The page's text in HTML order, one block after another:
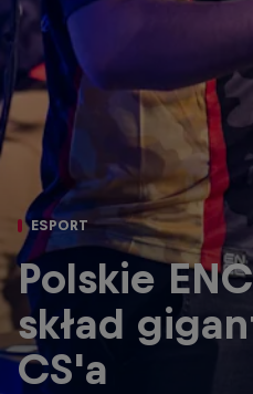
ESPORT
Polskie
skład
CS'a